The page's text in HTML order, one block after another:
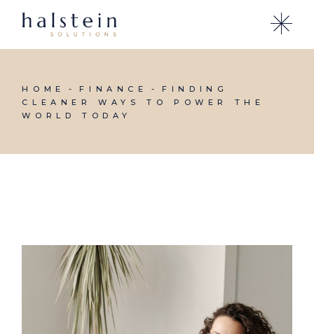
HOME FINANCE
FINDING
CLEANER WAYS TO POWER THE
WORLD TODAY